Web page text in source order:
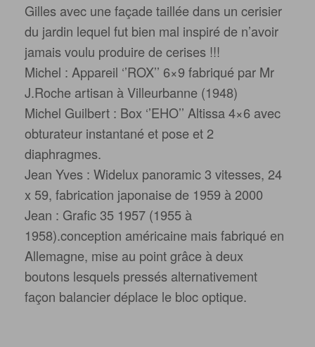
Gilles avec une façade taillée dans un cerisier
du jardin lequel fut bien mal inspiré de n’avoir
jamais voulu produire de cerises !!!
Michel : Appareil ‘’ROX’’ 6×9 fabriqué par Mr
J.Roche artisan à Villeurbanne (1948)
Michel Guilbert : Box ‘’EHO’’ Altissa 4×6 avec
obturateur instantané et pose et 2
diaphragmes.
Jean Yves : Widelux panoramic 3 vitesses, 24
x 59, fabrication japonaise de 1959 à 2000
Jean : Grafic 35 1957 (1955 à
1958).conception américaine mais fabriqué en
Allemagne, mise au point grâce à deux
boutons lesquels pressés alternativement
façon balancier déplace le bloc optique.